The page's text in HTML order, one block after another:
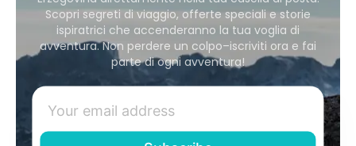
Scopri segreti di viaggio, offerte speciali e storie
ispiratrici che accenderanno la tua voglia di
avventura. Non perdere un colpo–iscriviti ora e fai
parte di ogni avventura!